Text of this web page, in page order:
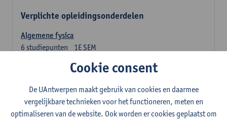
Verplichte opleidingsonderdelen
Algemene fysica
1E SEM
6 studiepunten
1E SEM
studiepunten
Lesgever(s):
Jan Sijbers
Cookie consent
De UAntwerpen maakt gebruik van cookies en daarmee
vergelijkbare technieken voor het functioneren, meten en
optimaliseren van de website. Ook worden er cookies geplaatst om